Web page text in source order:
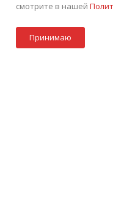
+7 (495)
смотрите в нашей
Принимаю